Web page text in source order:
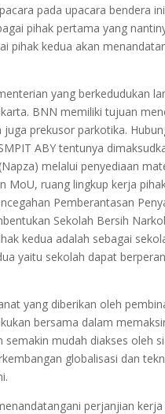
pada upacara bendera
pihak pertama yang
pihak kedua akan
yang berkedudukan
BNN memiliki tujuan m
prekusor parkotika.
ABY tentunya
melalui penyediaan
MoU, ruang lingkup kerja
Pemberantasan
Sekolah Bersih
kedua adalah sebagai
yaitu sekolah dapat
yang diberikan oleh
bersama dalam
mudah diakses oleh
globalisasi dan
perjanjian